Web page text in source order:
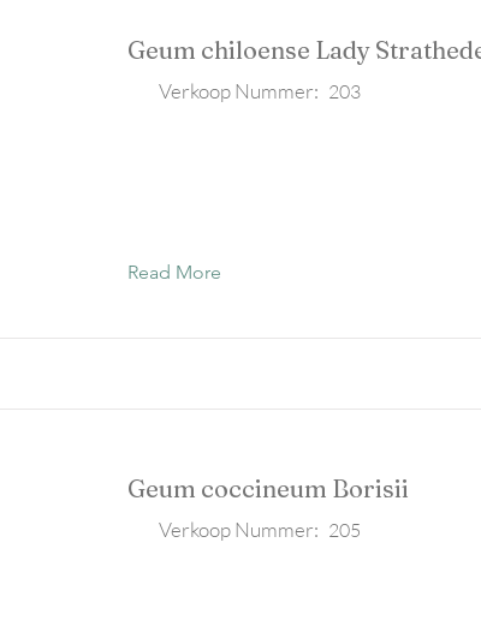
Geum chiloense Lady
Verkoop Nummer: 203
Read More
Geum coccineum Borisii
Verkoop Nummer: 205